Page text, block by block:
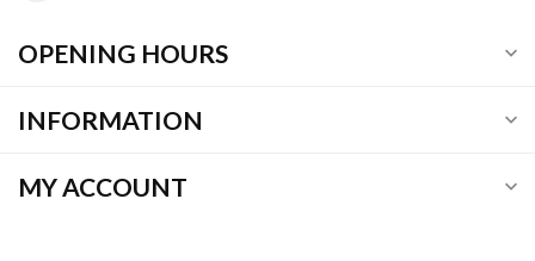
OPENING HOURS
INFORMATION
MY ACCOUNT